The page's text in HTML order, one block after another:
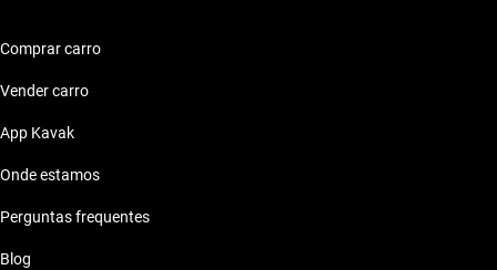
Comprar carro
Vender carro
App Kavak
Onde estamos
Perguntas frequentes
Blog